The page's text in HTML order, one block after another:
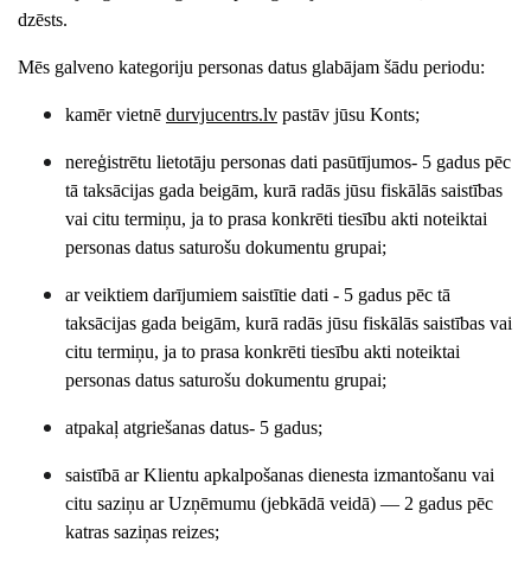
dzēsts.
Mēs galveno kategoriju personas datus glabājam šādu periodu:
kamēr vietnē durvjucentrs.lv pastāv jūsu Konts;
nereģistrētu lietotāju personas dati pasūtījumos- 5 gadus pēc
tā taksācijas gada beigām, kurā radās jūsu fiskālās saistības
vai citu termiņu, ja to prasa konkrēti tiesību akti noteiktai
personas datus saturošu dokumentu grupai;
ar veiktiem darījumiem saistītie dati - 5 gadus pēc tā
taksācijas gada beigām, kurā radās jūsu fiskālās saistības vai
citu termiņu, ja to prasa konkrēti tiesību akti noteiktai
personas datus saturošu dokumentu grupai;
atpakaļ atgriešanas datus- 5 gadus;
saistībā ar Klientu apkalpošanas dienesta izmantošanu vai
citu saziņu ar Uzņēmumu (jebkādā veidā) — 2 gadus pēc
katras saziņas reizes;